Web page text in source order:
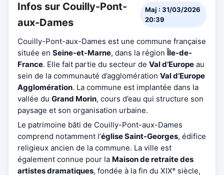
Infos sur Couilly-Pont-
aux-Dames
Maj : 31/03/2026
20:39
Couilly-Pont-aux-Dames est une commune française
située en Seine-et-Marne, dans la régionÎle-de-
France. Elle fait partie du secteur de Val d’Europe au
sein de la communauté d’agglomération Val d’Europe
Agglomération. La commune est implantée dans la
vallée du Grand Morin, cours d’eau qui structure son
paysage et son organisation urbaine.
Le patrimoine bâti de Couilly-Pont-aux-Dames
comprend notamment l’église Saint-Georges, édifice
religieux ancien de la commune. La ville est
également connue pour la Maison de retraite des
artistes dramatiques, fondée à la fin du XIXᵉ siècle,